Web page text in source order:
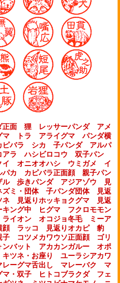
正面 狸 レッサーパンダ
アメ
マ トラ アライグマ
パンダ横
ピバラ シカ 子パンダ
アルパ
アラ ハシビロコウ
双子パン
イ オニオオハシ ウミガメ
イ
パカ カピバラ正面顔
親子パン
ル 歩きパンダ アジアゾウ
見
ズミ・団体 子パンダ団体
見返
ネ 見返りホッキョクグマ
見返
キング中 ヒグマ
フクロモモン
ライオン オコジョ冬毛
ミーア
顔 ラッコ 見返りオカピ
豹
子 コツメカワウソ正面顔
ゴリ
ンバット アカカンガルー
オポ
キツネ・お座り
ユーラシアカワ
レーグマ舌出し マレーバク
マ
マ・双子 ヒトコブラクダ
フェ